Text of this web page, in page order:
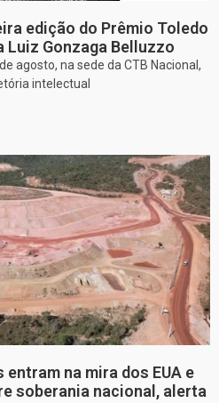
edição do Prêmio Toledo
Luiz Gonzaga Belluzzo
agosto, na sede da CTB Nacional,
intelectual
na mira dos EUA e
soberania nacional, alerta